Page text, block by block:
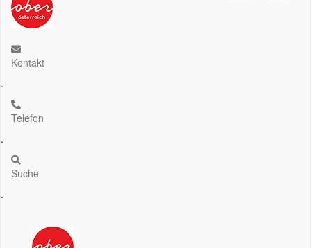
Kontakt
.
Telefon
.
Suche
.